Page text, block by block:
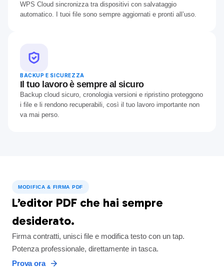
WPS Cloud sincronizza tra dispositivi con salvataggio
automatico. I tuoi file sono sempre aggiornati e pronti all’uso.
BACKUP E SICUREZZA
Il tuo lavoro è sempre al sicuro
Backup cloud sicuro, cronologia versioni e ripristino proteggono
i file e li rendono recuperabili, così il tuo lavoro importante non
va mai perso.
MODIFICA & FIRMA PDF
L’editor PDF che hai sempre
desiderato.
Firma contratti, unisci file e modifica testo con un tap.
Potenza professionale, direttamente in tasca.
Prova ora